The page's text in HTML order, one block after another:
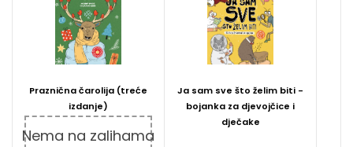
Praznična čarolija (treće
izdanje)
Nema na zalihama
Ja sam sve što želim biti -
bojanka za djevojčice i
dječake